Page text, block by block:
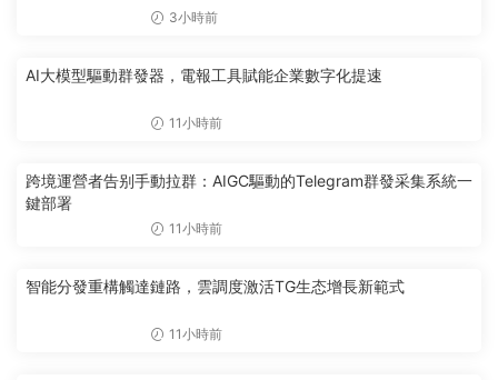
3小時前
AI大模型驅動群發器，電報工具賦能企業數字化提速
11小時前
跨境運營者告别手動拉群：AIGC驅動的Telegram群發采集系統一
鍵部署
11小時前
智能分發重構觸達鏈路，雲調度激活TG生态增長新範式
11小時前